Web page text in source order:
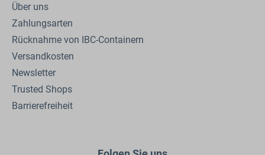
Über uns
Zahlungsarten
Rücknahme von IBC-Containern
Versandkosten
Newsletter
Trusted Shops
Barrierefreiheit